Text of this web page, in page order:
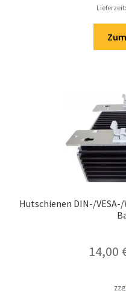
Hutschienen DIN-/
14,00